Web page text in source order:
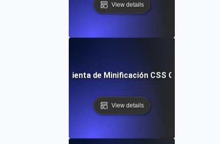
View details
Herramienta de Minificación CSS Gratuita
View details